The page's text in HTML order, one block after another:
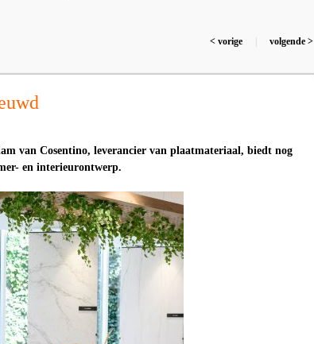
< vorige volgende >
van Cosentino, leverancier van plaatmateriaal, biedt nog
en interieurontwerp.